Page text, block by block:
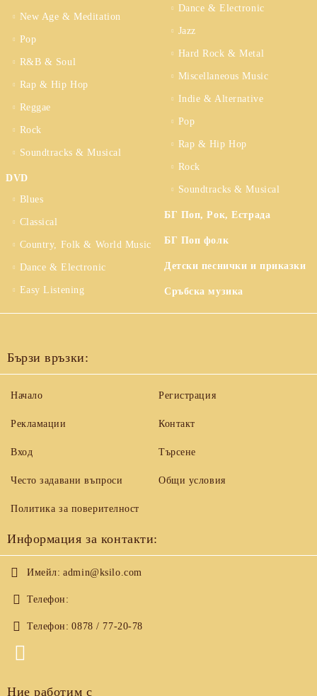
New Age & Meditation
Pop
R&B & Soul
Rap & Hip Hop
Reggae
Rock
Soundtracks & Musical
DVD
Blues
Classical
Country, Folk & World Music
Dance & Electronic
Easy Listening
Dance & Electronic
Jazz
Hard Rock & Metal
Miscellaneous Music
Indie & Alternative
Pop
Rap & Hip Hop
Rock
Soundtracks & Musical
БГ Поп, Рок, Естрада
БГ Поп фолк
Детски песнички и приказки
Сръбска музика
Бързи връзки:
Начало
Рекламации
Вход
Често задавани въпроси
Регистрация
Контакт
Търсене
Общи условия
Политика за поверителност
Информация за контакти:
Имейл: admin@ksilo.com
Телефон:
Телефон: 0878 / 77-20-78
Ние работим с